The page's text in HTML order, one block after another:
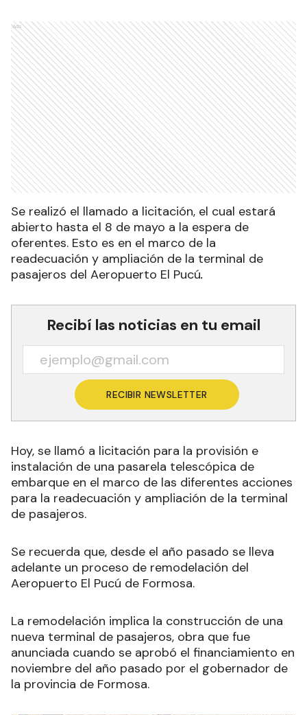
Ads
Se realizó el llamado a licitación, el cual estará
abierto hasta el 8 de mayo a la espera de
oferentes. Esto es en el marco de la
readecuación y ampliación de la terminal de
pasajeros del Aeropuerto El Pucú.
Recibí las noticias en tu email
RECIBIR NEWSLETTER
Hoy, se llamó a licitación para la provisión e
instalación de una pasarela telescópica de
embarque en el marco de las diferentes acciones
para la readecuación y ampliación de la terminal
de pasajeros.
Se recuerda que, desde el año pasado se lleva
adelante un proceso de remodelación del
Aeropuerto El Pucú de Formosa.
La remodelación implica la construcción de una
nueva terminal de pasajeros, obra que fue
anunciada cuando se aprobó el financiamiento en
noviembre del año pasado por el gobernador de
la provincia de Formosa.